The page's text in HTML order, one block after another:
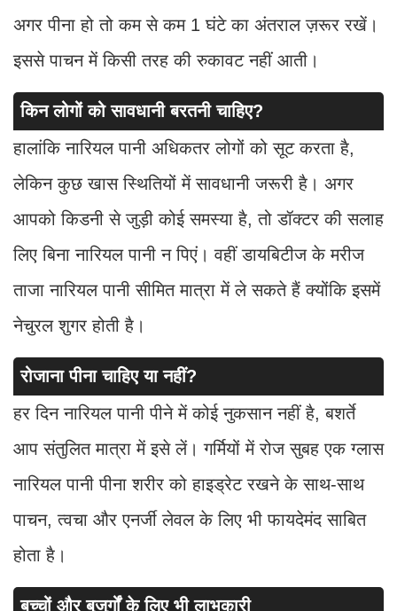
अगर पीना हो तो कम से कम 1 घंटे का अंतराल ज़रूर रखें।
इससे पाचन में किसी तरह की रुकावट नहीं आती।
किन लोगों को सावधानी बरतनी चाहिए?
हालांकि नारियल पानी अधिकतर लोगों को सूट करता है,
लेकिन कुछ खास स्थितियों में सावधानी जरूरी है। अगर
आपको किडनी से जुड़ी कोई समस्या है, तो डॉक्टर की सलाह
लिए बिना नारियल पानी न पिएं। वहीं डायबिटीज के मरीज
ताजा नारियल पानी सीमित मात्रा में ले सकते हैं क्योंकि इसमें
नेचुरल शुगर होती है।
रोजाना पीना चाहिए या नहीं?
हर दिन नारियल पानी पीने में कोई नुकसान नहीं है, बशर्ते
आप संतुलित मात्रा में इसे लें। गर्मियों में रोज सुबह एक ग्लास
नारियल पानी पीना शरीर को हाइड्रेट रखने के साथ-साथ
पाचन, त्वचा और एनर्जी लेवल के लिए भी फायदेमंद साबित
होता है।
बच्चों और बुजुर्गों के लिए भी लाभकारी